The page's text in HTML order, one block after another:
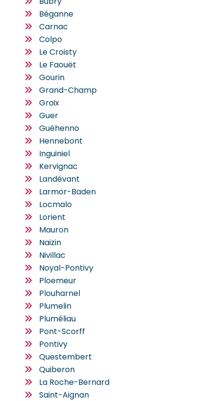
Béganne
Carnac
Colpo
Le Croisty
Le Faouët
Gourin
Grand-Champ
Groix
Guer
Guéhenno
Hennebont
Inguiniel
Kervignac
Landévant
Larmor-Baden
Locmalo
Lorient
Mauron
Naizin
Nivillac
Noyal-Pontivy
Ploemeur
Plouharnel
Plumelin
Pluméliau
Pont-Scorff
Pontivy
Questembert
Quiberon
La Roche-Bernard
Saint-Aignan